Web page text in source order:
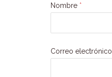
Nombre *
Correo electrónico